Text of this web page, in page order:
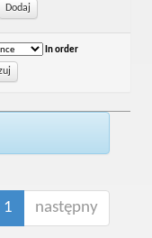
In order
1 następny